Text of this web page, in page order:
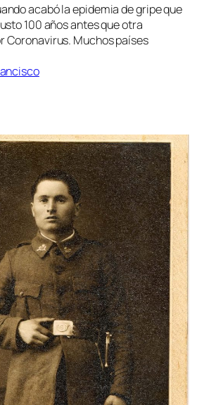
acabó la epidemia de gripe que
100 años antes que otra
Coronavirus. Muchos países